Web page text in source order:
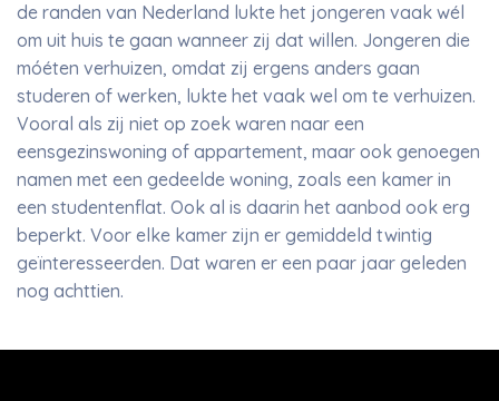
de randen van Nederland lukte het jongeren vaak wél
om uit huis te gaan wanneer zij dat willen. Jongeren die
móéten verhuizen, omdat zij ergens anders gaan
studeren of werken, lukte het vaak wel om te verhuizen.
Vooral als zij niet op zoek waren naar een
eensgezinswoning of appartement, maar ook genoegen
namen met een gedeelde woning, zoals een kamer in
een studentenflat. Ook al is daarin het aanbod ook erg
beperkt. Voor elke kamer zijn er gemiddeld twintig
geïnteresseerden. Dat waren er een paar jaar geleden
nog achttien.